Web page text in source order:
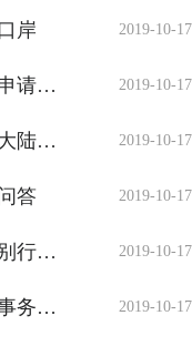
岸 2019-10-17
内地居民前往香港或者澳门定居申请须知 2019-10-17
教育部等五部门关于将在内地（大陆）就读的港澳台大学生纳入城镇居民基本... 2019-10-17
答 2019-10-17
取得内地法律职业资格的香港特别行政区和澳门特别行政区居民在内地从事律... 2019-10-17
涉及香港居民的内地出入境有关事务问答 2019-10-17